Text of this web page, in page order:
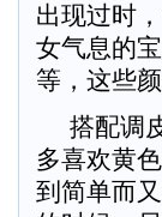
出现过时
女气息的
等，这些
搭配调
多喜欢黄
到简单而